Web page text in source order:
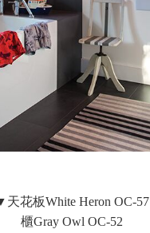
天花板White Heron OC-57
櫃Gray Owl OC-52